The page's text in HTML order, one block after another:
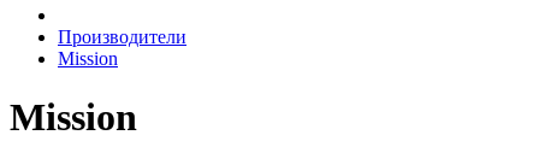
Производители
Mission
Mission